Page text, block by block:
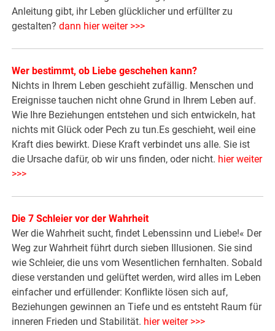
Anleitung gibt, ihr Leben glücklicher und erfüllter zu
gestalten?dann hier weiter >>>
Wer bestimmt, ob Liebe geschehen kann?
Nichts in Ihrem Leben geschieht zufällig. Menschen und
Ereignisse tauchen nicht ohne Grund in Ihrem Leben auf.
Wie Ihre Beziehungen entstehen und sich entwickeln, hat
nichts mit Glück oder Pech zu tun.Es geschieht, weil eine
Kraft dies bewirkt. Diese Kraft verbindet uns alle. Sie ist
die Ursache dafür, ob wir uns finden, oder nicht. hier weiter
>>>
Die 7 Schleier vor der Wahrheit
Wer die Wahrheit sucht, findet Lebenssinn und Liebe!« Der
Weg zur Wahrheit führt durch sieben Illusionen. Sie sind
wie Schleier, die uns vom Wesentlichen fernhalten. Sobald
diese verstanden und gelüftet werden, wird alles im Leben
einfacher und erfüllender: Konflikte lösen sich auf,
Beziehungen gewinnen an Tiefe und es entsteht Raum für
inneren Frieden und Stabilität. hier weiter >>>